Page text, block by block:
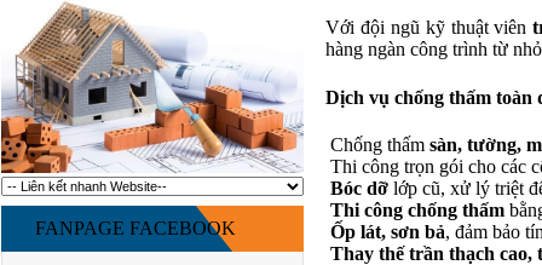
FANPAGE FACEBOOK
Với đội ngũ kỹ thuật viên
hàng ngàn công trình từ
Dịch vụ chống thấm toàn
Chống thấm sàn, tường,
Thi công trọn gói cho các
Bóc dỡ lớp cũ, xử lý triệt
Thi công chống thấm
Ốp lát, sơn bả, đảm bảo
Thay thế trần thạch cao,